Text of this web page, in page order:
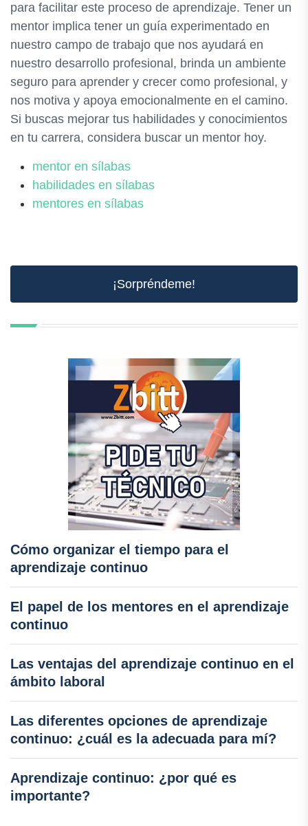
para facilitar este proceso de aprendizaje. Tener un
mentor implica tener un guía experimentado en
nuestro campo de trabajo que nos ayudará en
nuestro desarrollo profesional, brinda un ambiente
seguro para aprender y crecer como profesional, y
nos motiva y apoya emocionalmente en el camino.
Si buscas mejorar tus habilidades y conocimientos
en tu carrera, considera buscar un mentor hoy.
mentor en sílabas
habilidades en sílabas
mentores en sílabas
¡Sorpréndeme!
Cómo organizar el tiempo para el
aprendizaje continuo
El papel de los mentores en el aprendizaje
continuo
Las ventajas del aprendizaje continuo en el
ámbito laboral
Las diferentes opciones de aprendizaje
continuo: ¿cuál es la adecuada para mí?
Aprendizaje continuo: ¿por qué es
importante?